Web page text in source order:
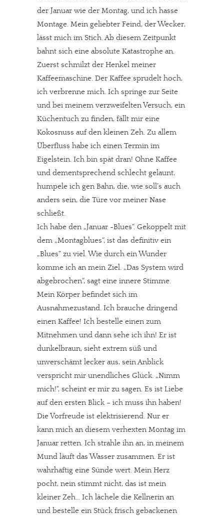
der Januar wie der Montag, und ich hasse
Montage. Mein geliebter Feind, der Wecker,
lässt mich im Stich. Ab diesem Zeitpunkt
bahnt sich eine absolute Katastrophe an.
Zuerst schmilzt der Henkel meiner
Kaffeemaschine. Der Kaffee sprudelt hoch,
ich verbrenne mich. Ich springe zur Seite
und bei meinem verzweifelten Versuch, ein
Küchentuch zu finden, fällt mir eine
Kokosnuss auf den kleinen Zeh. Zu allem
Überfluss habe ich einen Termin im
Eigelstein. Ich bin spät dran! Ohne Kaffee
und dementsprechend schlecht gelaunt,
humpele ich gen Bahn, die, wie soll’s auch
anders sein, die Türe vor meiner Nase
schließt.
Ich habe den „Januar -Blues“. Gekoppelt mit
dem „Montagblues“, ist das definitiv ein
„Blues“ zu viel. Wie durch ein Wunder
komme ich an mein Ziel. „Das System wird
abgebrochen“, sagt eine innere Stimme.
Mein Körper befindet sich im
Ausnahmezustand. Ich brauche dringend
einen Kaffee! Ich bestelle einen zum
Mitnehmen und dann sehe ich ihn! Er ist
dunkelbraun, sieht extrem süß und
unverschämt lecker aus, sein Anblick
verspricht mir unendliches Glück. „Nimm
mich!“, scheint er mir zu sagen. Es ist Liebe
auf den ersten Blick – ich muss ihn haben!
Die Vorfreude ist elektrisierend. Nur er
kann mich an diesem verhexten Montag im
Januar retten. Ich strahle ihn an, in meinem
Mund läuft das Wasser zusammen. Er ist
wahrhaftig eine Sünde wert. Mein Herz
pocht, nein stimmt nicht, das ist mein
kleiner Zeh… Ich lächele die Kellnerin an
und bestelle ein Stück frisch gebackenen